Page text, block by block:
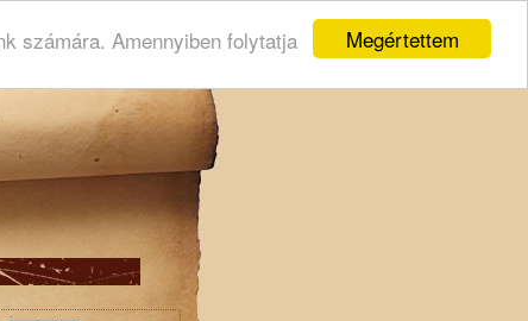
Megértettem
számára. Amennyiben folytatja